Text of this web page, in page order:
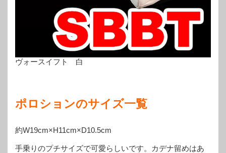
ヴォースイフト 白
ポロションのサイズ一覧
約W19cm×H11cm×D10.5cm
手乗りのプチサイズで可愛らしいです。カデナ留めはあ